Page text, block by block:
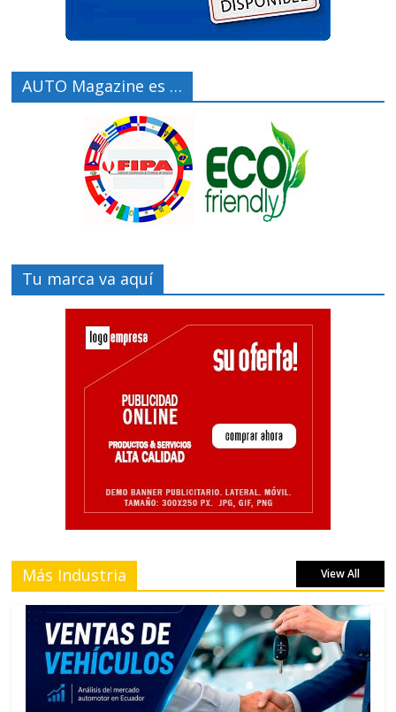
AUTO Magazine es …
Tu marca va aquí
Más Industria View All